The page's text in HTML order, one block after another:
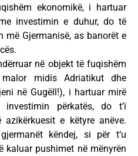
ekonomikë, i hartuar
investimin e duhur, do të
më Gjermanisë, as banorët e
në objekt të fuqishëm
malor midis Adriatikut dhe
në Gugëll!), i hartuar mirë
përkatës, do t’i
e këtyre anëve.
këndej, si për t‘u
kaluar pushimet në mënyrën